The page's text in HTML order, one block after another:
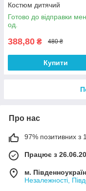
Костюм дитячий
Готово до відправки
од.
388,80 ₴ 480 ₴
Купити
Про нас
97% позитивних з
Працює з
м.
Незалежності,